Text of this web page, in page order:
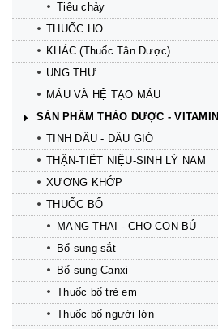
Tiêu chảy
THUỐC HO
KHÁC (Thuốc Tân Dược)
UNG THƯ
MÁU VÀ HỆ TẠO MÁU
SẢN PHẨM THẢO DƯỢC - VITAMIN
TINH DẦU - DẦU GIÓ
THẬN-TIẾT NIỆU-SINH LÝ NAM
XƯƠNG KHỚP
THUỐC BỔ
MANG THAI - CHO CON BÚ
Bổ sung sắt
Bổ sung Canxi
Thuốc bổ trẻ em
Thuốc bổ người lớn